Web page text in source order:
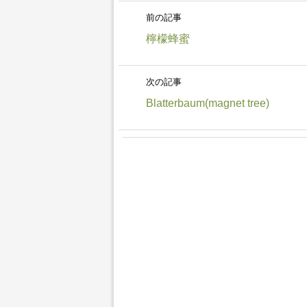
前の記事
檸檬蜂蜜
次の記事
Blatterbaum(magnet tree)